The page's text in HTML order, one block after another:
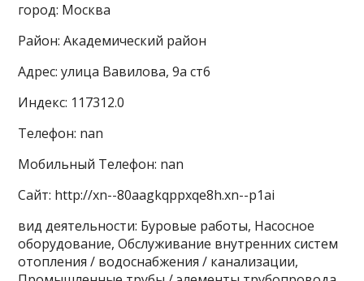
город: Москва
Район: Академический район
Адрес: улица Вавилова, 9а ст6
Индекс: 117312.0
Телефон: nan
Мобильный Телефон: nan
Сайт: http://xn--80aagkqppxqe8h.xn--p1ai
вид деятельности: Буровые работы, Насосное
оборудование, Обслуживание внутренних систем
отопления / водоснабжения / канализации,